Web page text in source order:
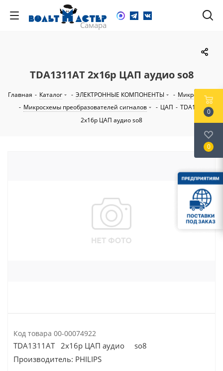
TDA1311AT 2х16р ЦАП аудио so8
Главная - Каталог - ЭЛЕКТРОННЫЕ КОМПОНЕНТЫ - Микросхемы
- Микросхемы преобразователей сигналов - ЦАП - TDA1311AT
2х16р ЦАП аудио so8
Код товара 00-00074922
TDA1311AT 2х16р ЦАП аудио so8
Производитель: PHILIPS
0
0